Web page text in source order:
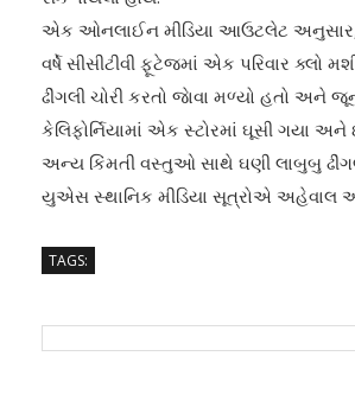
એક ઓનલાઈન મીડિયા આઉટલેટ અનુસાર,
વર્ષે સીસીટીવી ફૂટેજમાં એક પરિવાર ક્લો
ઢીંગલી ચોરી કરતો જાેવા મળ્યો હતો અને
કેલિફોર્નિયામાં એક સ્ટોરમાં ઘૂસી ગયા
અન્ય કિંમતી વસ્તુઓ સાથે ઘણી લાબુબુ
યુએસ સ્થાનિક મીડિયા સૂત્રોએ અહેવાલ
TAGS: